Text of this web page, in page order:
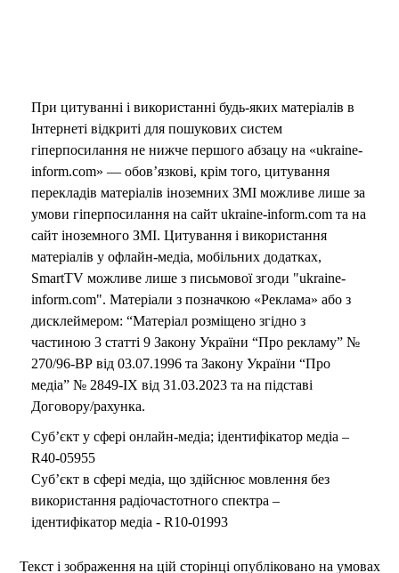
При цитуванні і використанні будь-яких матеріалів в
Інтернеті відкриті для пошукових систем
гіперпосилання не нижче першого абзацу на «ukraine-
inform.com» — обов’язкові, крім того, цитування
перекладів матеріалів іноземних ЗМІ можливе лише за
умови гіперпосилання на сайт ukraine-inform.com та на
сайт іноземного ЗМІ. Цитування і використання
матеріалів у офлайн-медіа, мобільних додатках,
SmartTV можливе лише з письмової згоди "ukraine-
inform.com". Матеріали з позначкою «Реклама» або з
дисклеймером: “Матеріал розміщено згідно з
частиною 3 статті 9 Закону України “Про рекламу” №
270/96-ВР від 03.07.1996 та Закону України “Про
медіа” № 2849-IX від 31.03.2023 та на підставі
Договору/рахунка.
Суб’єкт у сфері онлайн-медіа; ідентифікатор медіа –
R40-05955
Суб’єкт в сфері медіа, що здійснює мовлення без
використання радіочастотного спектра –
ідентифікатор медіа - R10-01993
Текст і зображення на цій сторінці опубліковано на умовах